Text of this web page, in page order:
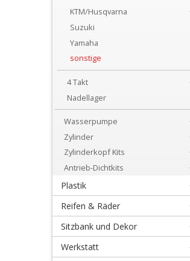
Dichtsätze
Getrieblager
Kupplungsteile
Kurbelwellenteile
Lectron
Vergaser
KTM/Husqvarna
Suzuki
Yamaha
sonstige
4 Takt
Nadellager
Wasserpumpe
Zylinder
Zylinderkopf Kits
Antrieb-Dichtkits
Plastik
Reifen & Räder
Sitzbank und Dekor
Werkstatt